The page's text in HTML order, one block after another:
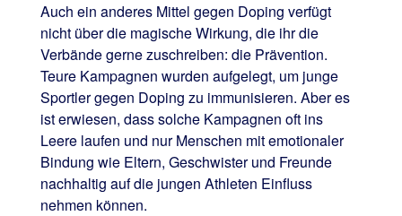
Auch ein anderes Mittel gegen Doping verfügt
nicht über die magische Wirkung, die ihr die
Verbände gerne zuschreiben: die Prävention.
Teure Kampagnen wurden aufgelegt, um junge
Sportler gegen Doping zu immunisieren. Aber es
ist erwiesen, dass solche Kampagnen oft ins
Leere laufen und nur Menschen mit emotionaler
Bindung wie Eltern, Geschwister und Freunde
nachhaltig auf die jungen Athleten Einfluss
nehmen können.